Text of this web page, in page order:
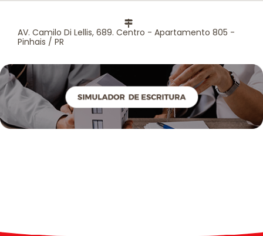
AV. Camilo Di Lellis, 689. Centro - Apartamento 805 -
Pinhais / PR